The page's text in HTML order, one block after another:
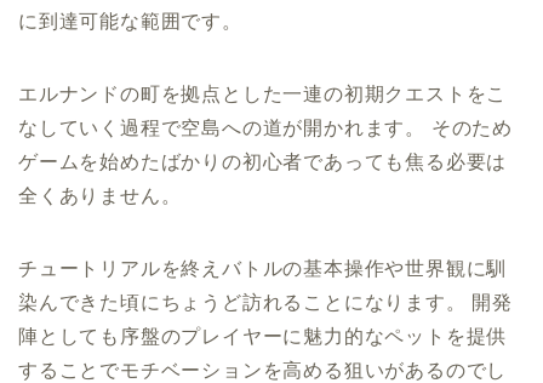
に到達可能な範囲です。
エルナンドの町を拠点とした一連の初期クエストをこ
なしていく過程で空島への道が開かれます。 そのため
ゲームを始めたばかりの初心者であっても焦る必要は
全くありません。
チュートリアルを終えバトルの基本操作や世界観に馴
染んできた頃にちょうど訪れることになります。 開発
陣としても序盤のプレイヤーに魅力的なペットを提供
することでモチベーションを高める狙いがあるのでし